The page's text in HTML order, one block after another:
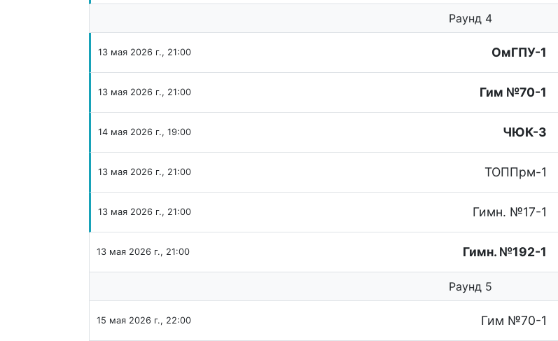
Раунд 4
13 мая 2026 г., 21:00 ОмГПУ-1
13 мая 2026 г., 21:00 Гим №70-1
14 мая 2026 г., 19:00 ЧЮК-3
13 мая 2026 г., 21:00 ТОППрм-1
13 мая 2026 г., 21:00 Гимн. №17-1
13 мая 2026 г., 21:00 Гимн. №192-1
Раунд 5
15 мая 2026 г., 22:00 Гим №70-1